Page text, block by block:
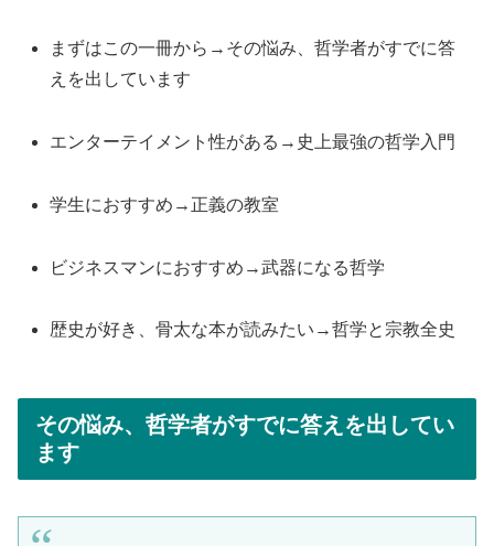
まずはこの一冊から→その悩み、哲学者がすでに答
えを出しています
エンターテイメント性がある→史上最強の哲学入門
学生におすすめ→正義の教室
ビジネスマンにおすすめ→武器になる哲学
歴史が好き、骨太な本が読みたい→哲学と宗教全史
その悩み、哲学者がすでに答えを出してい
ます